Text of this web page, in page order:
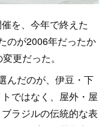
を、今年で終えた
のが2006年だったか
更だった。
んだのが、伊豆・下
ではなく、屋外・屋
ラジルの伝統的な表